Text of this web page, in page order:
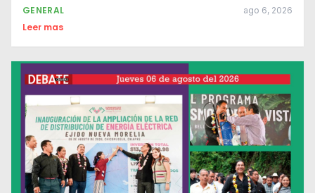
GENERAL ago 6, 2026
Leer mas